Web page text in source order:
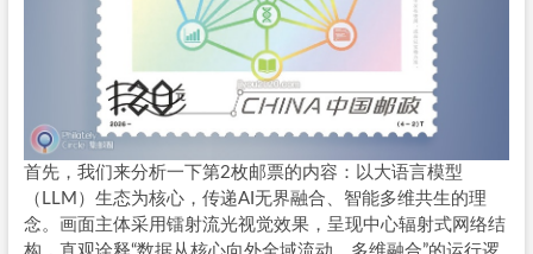
首先，我们来分析一下第2枚邮票的内容：以大语言模型
（LLM）生态为核心，传递AI无界融合、智能多维共生的理
念。画面主体采用镭射流光视觉效果，呈现中心辐射式网络结